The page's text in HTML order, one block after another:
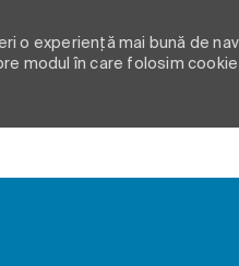
o experiență mai bună de
modul în care folosim